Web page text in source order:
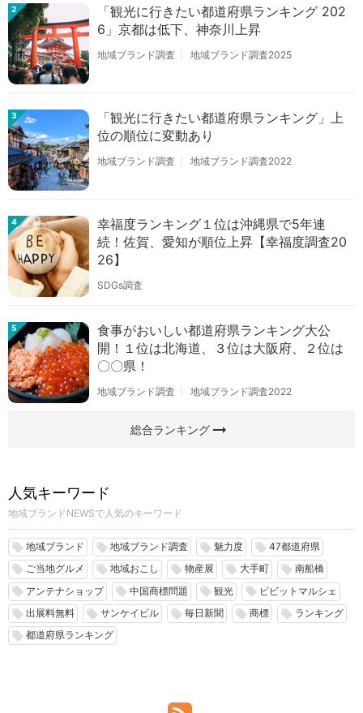
2
「観光に行きたい都道府県ランキング 202
6」京都は低下、神奈川上昇
地域ブランド調査 地域ブランド調査2025
3
「観光に行きたい都道府県ランキング」上
位の順位に変動あり
地域ブランド調査 地域ブランド調査2022
4
幸福度ランキング１位は沖縄県で5年連
続！佐賀、愛知が順位上昇【幸福度調査20
26】
SDGs調査
5
食事がおいしい都道府県ランキング大公
開！１位は北海道、３位は大阪府、２位は
〇〇県！
地域ブランド調査 地域ブランド調査2022
総合ランキングarrow_right_alt
人気キーワード
地域ブランドNEWSで人気のキーワード
local_offer 地域ブランド local_offer 地域ブランド調査 local_offer 魅力度 local_offer 47都道府県
local_offer ご当地グルメ local_offer 地域おこし local_offer 物産展 local_offer 大手町 local_offer 南船橋
local_offer アンテナショップ local_offer 中国商標問題 local_offer 観光 local_offer ビビットマルシェ
local_offer 出展料無料 local_offer サンケイビル local_offer 毎日新聞 local_offer 商標 local_offer ランキング
local_offer 都道府県ランキング